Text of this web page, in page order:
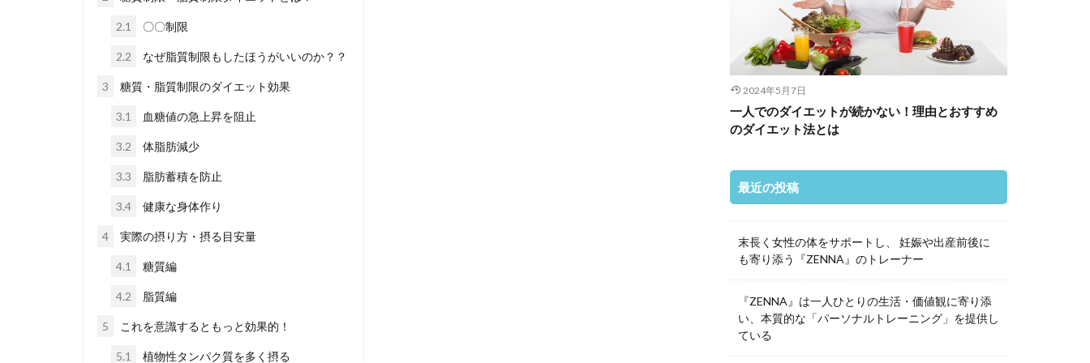
2.1 〇〇制限
2.2 なぜ脂質制限もしたほうがいいのか？？
3 糖質・脂質制限のダイエット効果
3.1 血糖値の急上昇を阻止
3.2 体脂肪減少
3.3 脂肪蓄積を防止
3.4 健康な身体作り
4 実際の摂り方・摂る目安量
4.1 糖質編
4.2 脂質編
5 これを意識するともっと効果的！
5.1 植物性タンパク質を多く摂る
2024年5月7日
一人でのダイエットが続かない！理由とおすすめ
のダイエット法とは
最近の投稿
末長く女性の体をサポートし、 妊娠や出産前後に
も寄り添う『ZENNA』のトレーナー
『ZENNA』は一人ひとりの生活・価値観に寄り添
い、本質的な「パーソナルトレーニング」を提供し
ている